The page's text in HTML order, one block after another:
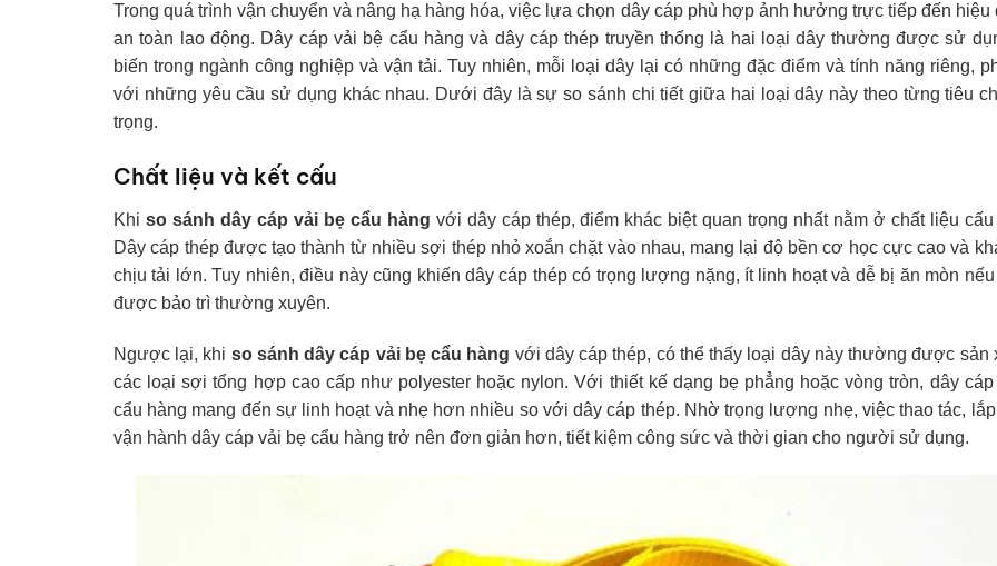
Trong quá trình vận chuyển và nâng hạ hàng hóa, việc lựa chọn dây cáp phù hợp ảnh hưởng trực tiếp đến hiệu
an toàn lao động. Dây cáp vải bệ cẩu hàng và dây cáp thép truyền thống là hai loại dây thường được sử
biến trong ngành công nghiệp và vận tải. Tuy nhiên, mỗi loại dây lại có những đặc điểm và tính năng riêng,
với những yêu cầu sử dụng khác nhau. Dưới đây là sự so sánh chi tiết giữa hai loại dây này theo từng tiêu
trọng.
Chất liệu và kết cấu
Khi so sánh dây cáp vải bẹ cẩu hàng với dây cáp thép, điểm khác biệt quan trọng nhất nằm ở chất liệu cấu
Dây cáp thép được tạo thành từ nhiều sợi thép nhỏ xoắn chặt vào nhau, mang lại độ bền cơ học cực cao và
chịu tải lớn. Tuy nhiên, điều này cũng khiến dây cáp thép có trọng lượng nặng, ít linh hoạt và dễ bị ăn mòn nếu
được bảo trì thường xuyên.
Ngược lại, khi so sánh dây cáp vải bẹ cẩu hàng với dây cáp thép, có thể thấy loại dây này thường được sản
các loại sợi tổng hợp cao cấp như polyester hoặc nylon. Với thiết kế dạng bẹ phẳng hoặc vòng tròn, dây
cẩu hàng mang đến sự linh hoạt và nhẹ hơn nhiều so với dây cáp thép. Nhờ trọng lượng nhẹ, việc thao tác, lắp
vận hành dây cáp vải bẹ cẩu hàng trở nên đơn giản hơn, tiết kiệm công sức và thời gian cho người sử dụng.